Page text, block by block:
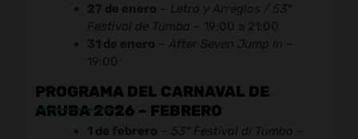
27 de enero – Letra y Arreglos / 53°
Festival de Tumba – 19:00 a 21:00
31 de enero – After Seven Jump In –
19:00
PROGRAMA DEL CARNAVAL DE
ARUBA 2026 – FEBRERO
1 de febrero – 53° Festival di Tumba –